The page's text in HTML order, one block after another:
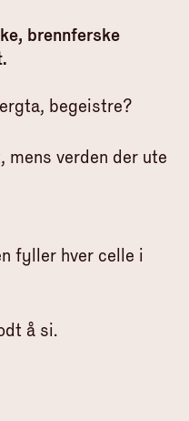
brennferske
begeistre?
mens verden der ute
fyller hver celle i
å si.